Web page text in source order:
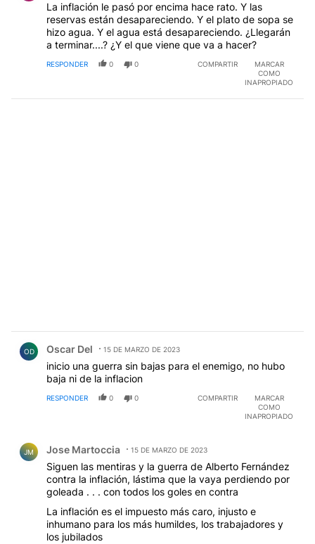
La inflación le pasó por encima hace rato. Y las
reservas están desapareciendo. Y el plato de sopa se
hizo agua. Y el agua está desapareciendo. ¿Llegarán
a terminar....? ¿Y el que viene que va a hacer?
RESPONDER 0 0 COMPARTIR
MARCAR
COMO
INAPROPIADO
OD Oscar Del 15 DE MARZO DE 2023
inicio una guerra sin bajas para el enemigo, no hubo
baja ni de la inflacion
RESPONDER 0 0 COMPARTIR
MARCAR
COMO
INAPROPIADO
JM Jose Martoccia 15 DE MARZO DE 2023
Siguen las mentiras y la guerra de Alberto Fernández
contra la inflación, lástima que la vaya perdiendo por
goleada . . . con todos los goles en contra
La inflación es el impuesto más caro, injusto e
inhumano para los más humildes, los trabajadores y
los jubilados